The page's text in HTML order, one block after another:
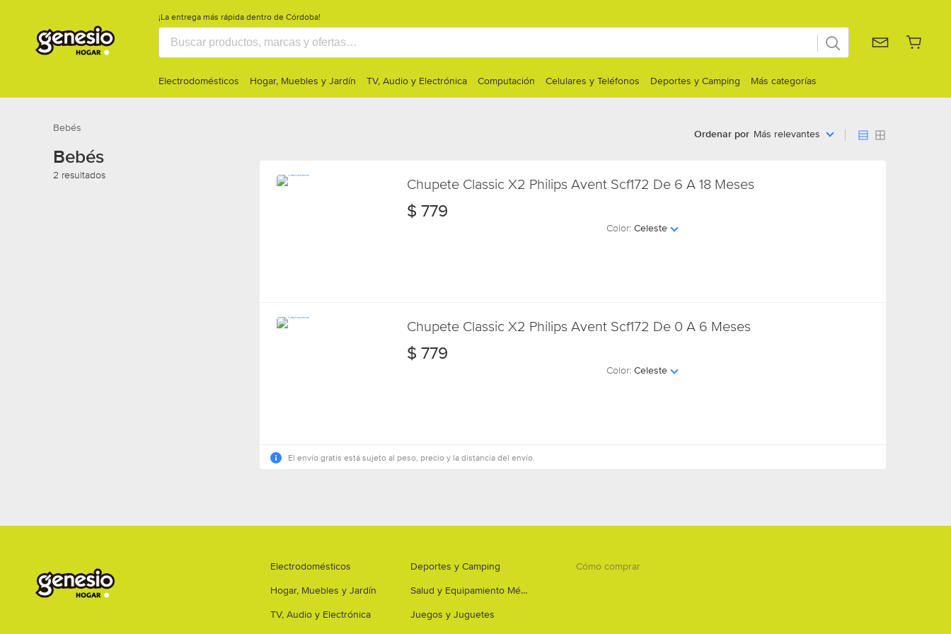
¡La entrega más rápida dentro de Córdoba!
Electrodomésticos Hogar, Muebles y Jardín TV, Audio y Electrónica Computación Celulares y Teléfonos Deportes y Camping Más categorías
Bebés
Bebés
2 resultados
Ordenar por Más relevantes
Chupete Classic X2 Philips Avent Scf172 De 6 A 18 Meses
$ 779
Color: Celeste
Chupete Classic X2 Philips Avent Scf172 De 0 A 6 Meses
$ 779
Color: Celeste
El envío gratis está sujeto al peso, precio y la distancia del envío.
Electrodomésticos
Hogar, Muebles y Jardín
TV, Audio y Electrónica
Deportes y Camping
Salud y Equipamiento Médico
Juegos y Juguetes
Cómo comprar